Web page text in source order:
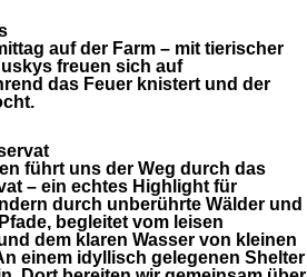
auf der Farm – mit tierischer
freuen sich auf
das Feuer knistert und der
führt uns der Weg durch das
– ein echtes Highlight für
durch unberührte Wälder und
begleitet vom leisen
dem klaren Wasser von kleinen
einem idyllisch gelegenen Shelter